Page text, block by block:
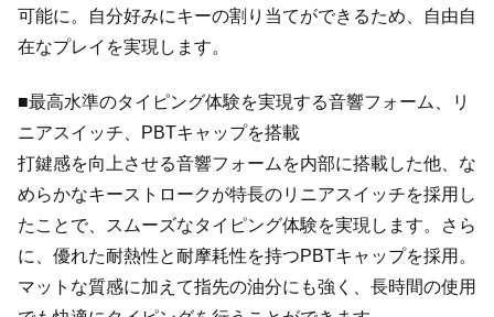
可能に。自分好みにキーの割り当てができるため、自由自
在なプレイを実現します。
■最高水準のタイピング体験を実現する音響フォーム、リ
ニアスイッチ、PBTキャップを搭載
打鍵感を向上させる音響フォームを内部に搭載した他、な
めらかなキーストロークが特長のリニアスイッチを採用し
たことで、スムーズなタイピング体験を実現します。さら
に、優れた耐熱性と耐摩耗性を持つPBTキャップを採用。
マットな質感に加えて指先の油分にも強く、長時間の使用